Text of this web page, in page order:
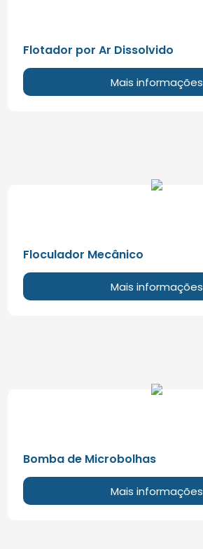
Flotador por Ar Dissolvido
Mais informações
Floculador Mecânico
Mais informações
Bomba de Microbolhas
Mais informações